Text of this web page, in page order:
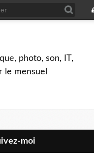
photo, son, IT,
le mensuel
moi